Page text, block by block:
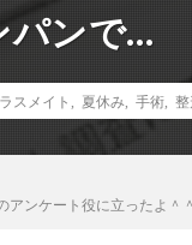
パンで…
スメイト 夏休み 手術 整
ンケート役に立ったよ